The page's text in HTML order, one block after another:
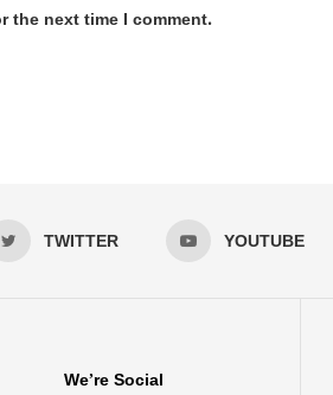
the next time I comment.
TWITTER YOUTUBE
We’re Social